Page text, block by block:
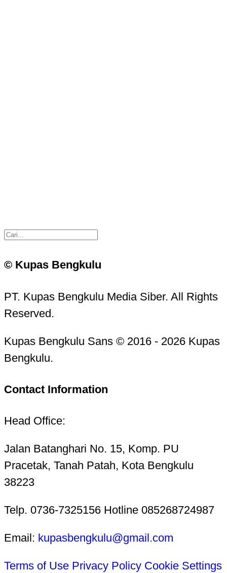
© Kupas Bengkulu
PT. Kupas Bengkulu Media Siber. All Rights
Reserved.
Kupas Bengkulu Sans © 2016 - 2026 Kupas
Bengkulu.
Contact Information
Head Office:
Jalan Batanghari No. 15, Komp. PU
Pracetak, Tanah Patah, Kota Bengkulu
38223
Telp. 0736-7325156 Hotline 085268724987
Email: kupasbengkulu@gmail.com
Terms of Use Privacy Policy Cookie Settings